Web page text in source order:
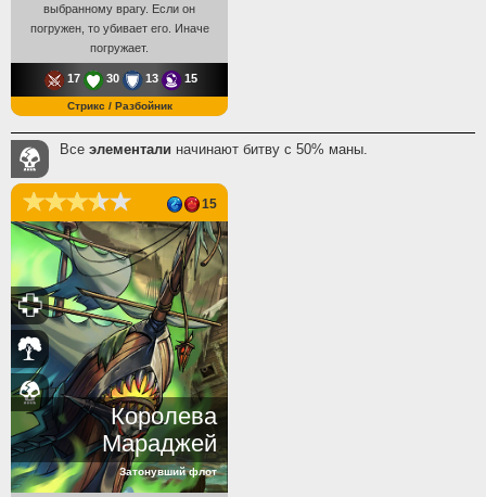
выбранному врагу. Если он
погружен, то убивает его. Иначе
погружает.
17 30 13 15
Стрикс / Разбойник
Все элементали начинают битву с 50% маны.
15
Королева
Мараджей
Затонувший флот